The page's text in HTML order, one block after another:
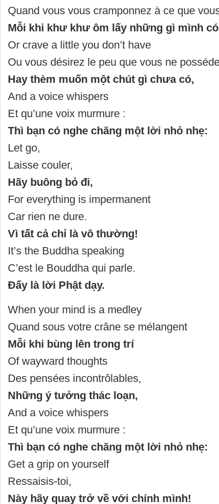
Quand vous vous cramponnez à ce que
Mỗi khi khư khư ôm lấy những gì
Or crave a little you don’t have
Ou vous désirez le peu que vous ne
Hay thèm muốn một chút gì chưa có,
And a voice whispers
Et qu’une voix murmure :
Thì bạn có nghe chăng một lời nhỏ nhẹ:
Let go,
Laisse couler,
Hãy buông bỏ đi,
For everything is impermanent
Car rien ne dure.
Vì tất cả chỉ là vô thường!
It’s the Buddha speaking
C’est le Bouddha qui parle.
Đấy là lời Phật dạy.
When your mind is a medley
Quand sous votre crâne se mélangent
Mỗi khi bùng lên trong trí
Of wayward thoughts
Des pensées incontrôlables,
Những ý tưởng thác loạn,
And a voice whispers
Et qu’une voix murmure :
Thì bạn có nghe chăng một lời nhỏ nhẹ:
Get a grip on yourself
Ressaisis-toi,
Này hãy quay trở về với chính mình!